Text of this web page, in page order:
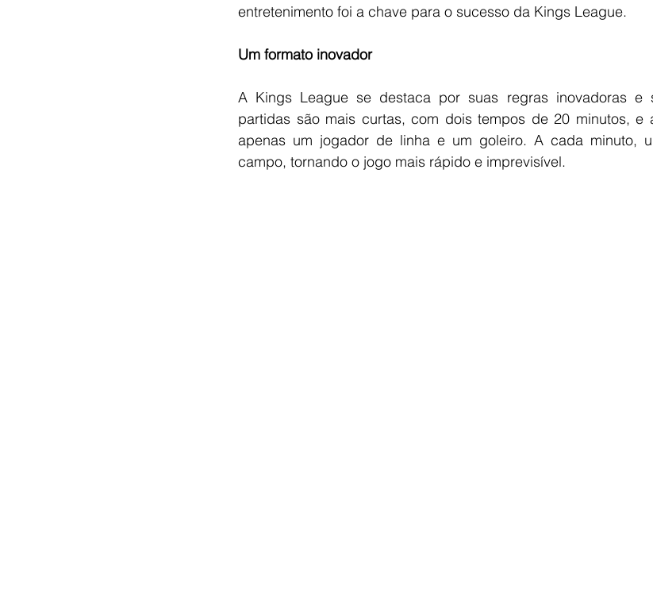
entretenimento foi a chave para o sucesso da Kings League.
Um formato inovador
A Kings League se destaca por suas regras inovadoras e
partidas são mais curtas, com dois tempos de 20 minutos, e
apenas um jogador de linha e um goleiro. A cada minuto,
campo, tornando o jogo mais rápido e imprevisível.